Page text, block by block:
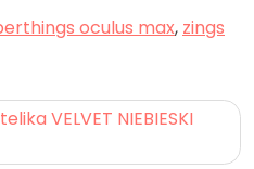
oculus max, zings
VELVET NIEBIESKI